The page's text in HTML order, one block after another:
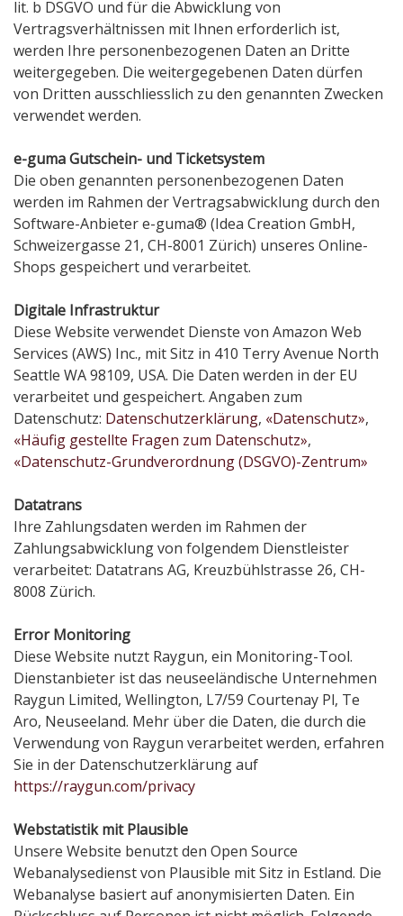
lit. b DSGVO und für die Abwicklung von
Vertragsverhältnissen mit Ihnen erforderlich ist,
werden Ihre personenbezogenen Daten an Dritte
weitergegeben. Die weitergegebenen Daten dürfen
von Dritten ausschliesslich zu den genannten Zwecken
verwendet werden.
e-guma Gutschein- und Ticketsystem
Die oben genannten personenbezogenen Daten
werden im Rahmen der Vertragsabwicklung durch den
Software-Anbieter e-guma® (Idea Creation GmbH,
Schweizergasse 21, CH-8001 Zürich) unseres Online-
Shops gespeichert und verarbeitet.
Digitale Infrastruktur
Diese Website verwendet Dienste von Amazon Web
Services (AWS) Inc., mit Sitz in 410 Terry Avenue North
Seattle WA 98109, USA. Die Daten werden in der EU
verarbeitet und gespeichert. Angaben zum
Datenschutz: Datenschutzerklärung, «Datenschutz»,
«Häufig gestellte Fragen zum Datenschutz»,
«Datenschutz-Grundverordnung (DSGVO)-Zentrum»
Datatrans
Ihre Zahlungsdaten werden im Rahmen der
Zahlungsabwicklung von folgendem Dienstleister
verarbeitet: Datatrans AG, Kreuzbühlstrasse 26, CH-
8008 Zürich.
Error Monitoring
Diese Website nutzt Raygun, ein Monitoring-Tool.
Dienstanbieter ist das neuseeländische Unternehmen
Raygun Limited, Wellington, L7/59 Courtenay Pl, Te
Aro, Neuseeland. Mehr über die Daten, die durch die
Verwendung von Raygun verarbeitet werden, erfahren
Sie in der Datenschutzerklärung auf
https://raygun.com/privacy
Webstatistik mit Plausible
Unsere Website benutzt den Open Source
Webanalysedienst von Plausible mit Sitz in Estland. Die
Webanalyse basiert auf anonymisierten Daten. Ein